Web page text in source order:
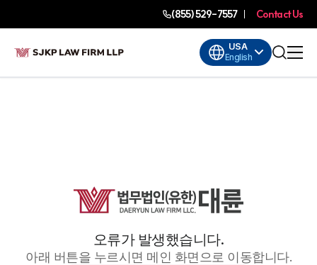
(855) 529-7557 Contact Us
USA
English
오류가 발생했습니다.
아래 버튼을 누르시면 메인 화면으로 이동합니다.